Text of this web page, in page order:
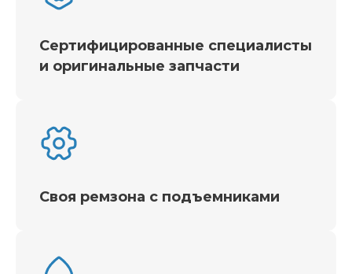
Сертифицированные специалисты
и оригинальные запчасти
Своя ремзона с подъемниками